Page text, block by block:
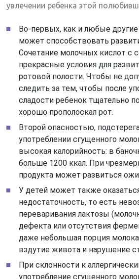
увлечении ребенка этой
Во-первых, как и любые
может способствовать
Сочетание молочных кислот с
прекрасные условия для
ротовой полости. Чтобы не
следить за тем, чтобы после
сладости ребенок тщательно
хорошо прополоскал рот.
Второй опасностью,
употреблении сгущенного
высокая калорийность: в
больше 1200 ккал. При
продукта может развиться
У детей может также
недостаточность, то есть
переваривания лактозы
дефекта или отсутствия
даже небольшая порция
вздутие живота и нарушение
При склонности к
употребление сгущенного